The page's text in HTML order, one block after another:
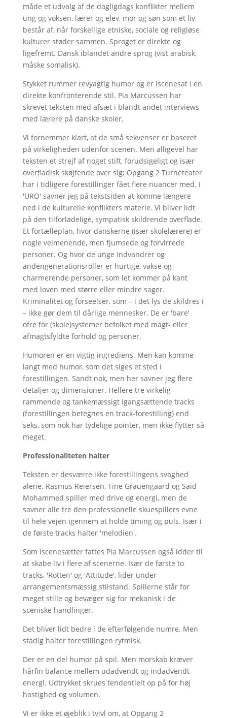
måde et udvalg af de dagligdags konflikter mellem
ung og voksen, lærer og elev, mor og søn som et liv
består af, når forskellige etniske, sociale og religiøse
kulturer støder sammen. Sproget er direkte og
ligefremt. Dansk iblandet andre sprog (vist arabisk,
måske somalisk).
Stykket rummer revyagtig humor og er iscenesat i en
direkte konfronterende stil. Pia Marcussen har
skrevet teksten med afsæt i blandt andet interviews
med lærere på danske skoler.
Vi fornemmer klart, at de små sekvenser er baseret
på virkeligheden udenfor scenen. Men alligevel har
teksten et strejf af noget stift, forudsigeligt og især
overfladisk skøjtende over sig; Opgang 2 Turnéteater
har i tidligere forestillinger fået flere nuancer med. I
'URO' savner jeg på tekstsiden at komme længere
ned i de kulturelle konflikters materie. Vi bliver lidt
på den tilforladelige, sympatisk skildrende overflade.
Et fortælleplan, hvor danskerne (især skolelærere) er
nogle velmenende, men fjumsede og forvirrede
personer. Og hvor de unge indvandrer og
andengenerationsroller er hurtige, vakse og
charmerende personer, som let kommer på kant
med loven med større eller mindre sager.
Kriminalitet og forseelser, som – i det lys de skildres i
– ikke gør dem til dårlige mennesker. De er 'bare'
ofre for (skole)systemer befolket med magt- eller
afmagtsfyldte forhold og personer.
Humoren er en vigtig ingrediens. Men kan komme
langt med humor, som det siges et sted i
forestillingen. Sandt nok, men her savner jeg flere
detaljer og dimensioner. Hellere tre virkelig
rammende og tankemæssigt igangsættende tracks
(forestillingen betegnes en track-forestilling) end
seks, som nok har tydelige pointer, men ikke flytter så
meget.
Professionaliteten halter
Teksten er desværre ikke forestillingens svaghed
alene. Rasmus Reiersen, Tine Grauengaard og Said
Mohammed spiller med drive og energi, men de
savner alle tre den professionelle skuespillers evne
til hele vejen igennem at holde timing og puls. Især i
de første tracks halter 'melodien'.
Som iscenesætter fattes Pia Marcussen også idder til
at skabe liv i flere af scenerne. Især de første to
tracks, 'Rotten' og 'Attitude', lider under
arrangementsmæssig stilstand. Spillerne står for
meget stille og bevæger sig for mekanisk i de
sceniske handlinger.
Det bliver lidt bedre i de efterfølgende numre. Men
stadig halter forestillingen rytmisk.
Der er en del humor på spil. Men morskab kræver
hårfin balance mellem udadvendt og indadvendt
energi. Udtrykket skrues tendentielt op på for høj
hastighed og volumen.
Vi er ikke et øjeblik i tvivl om, at Opgang 2